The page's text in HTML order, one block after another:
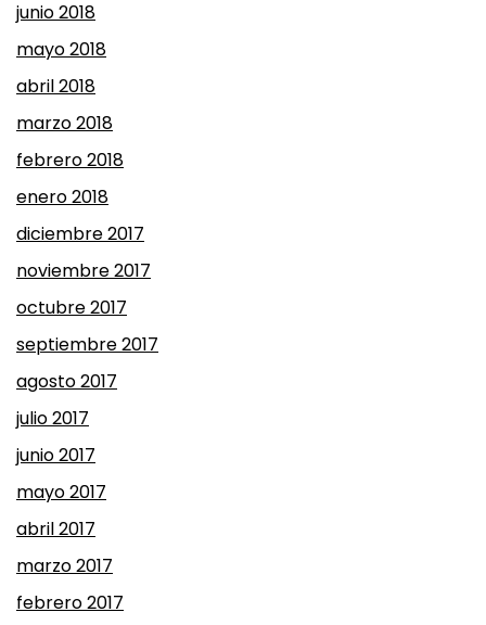
junio 2018
mayo 2018
abril 2018
marzo 2018
febrero 2018
enero 2018
diciembre 2017
noviembre 2017
octubre 2017
septiembre 2017
agosto 2017
julio 2017
junio 2017
mayo 2017
abril 2017
marzo 2017
febrero 2017